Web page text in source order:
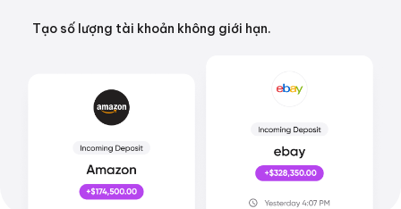
Tạo số lượng tài khoản không giới hạn.